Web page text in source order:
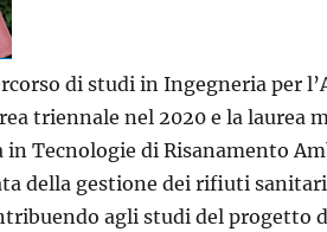
di studi in Ingegneria per
triennale nel 2020 e la laurea
in Tecnologie di Risanamento
della gestione dei rifiuti
agli studi del progetto